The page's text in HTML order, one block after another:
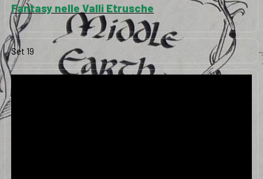
Fantasy nelle Valli Etrusche
Set 19